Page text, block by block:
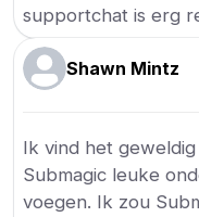
supportchat is erg
Shawn Mintz
Ik vind het
Submagic leuke
voegen. Ik zou